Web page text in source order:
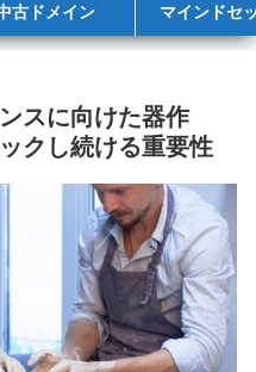
古ドメイン マインドセ
スに向けた器作
クし続ける重要性